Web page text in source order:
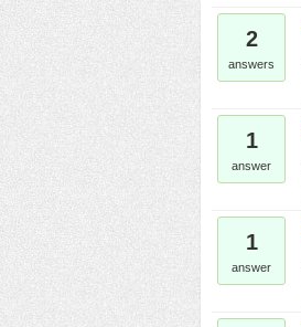
2
answers
1
answer
1
answer